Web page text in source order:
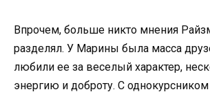
Впрочем, больше никто мнения
разделял. У Марины была масса
любили ее за веселый характер,
энергию и доброту. С